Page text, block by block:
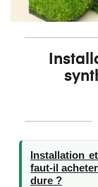
Installation
faut-il
dure ?